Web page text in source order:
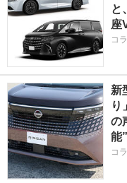
と
座
コ
新
り
の
能
コ